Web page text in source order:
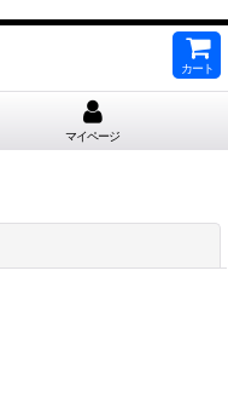
カート
マイページ